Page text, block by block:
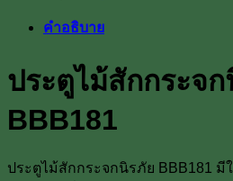
กระจก
BBB181
คำอธิบาย
ประตูไม้สักกระจ
BBB181
ประตูไม้สักกระจกนิรภัย BBB181 มี